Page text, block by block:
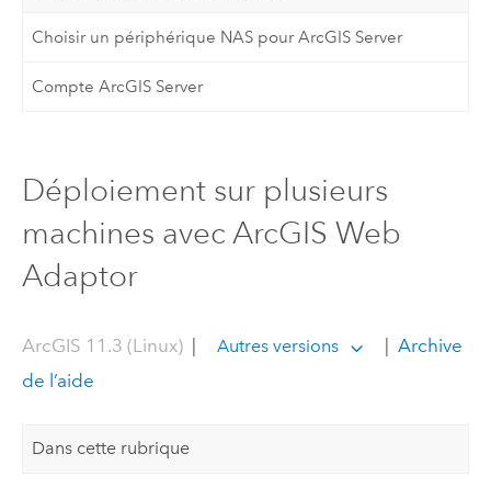
Choisir un périphérique NAS pour ArcGIS Server
Compte ArcGIS Server
Déploiement sur plusieurs
machines avec ArcGIS Web
Adaptor
ArcGIS 11.3 (Linux)| Autres versions | Archive
de l’aide
Dans cette rubrique